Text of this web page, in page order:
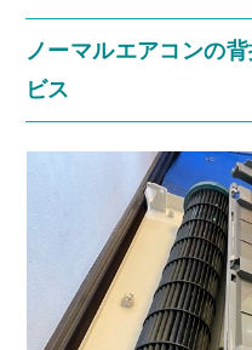
ノーマルエアコンの
ビス